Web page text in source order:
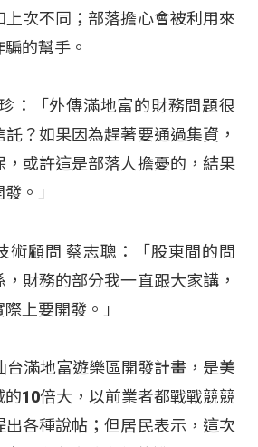
上次不同；部落擔心會被利用來
的幫手。
：「外傳滿地富的財務問題很
？如果因為趕著要通過集資，
或許這是部落人擔憂的，結果
。」
術顧問 蔡志聰：「股東間的問
財務的部分我一直跟大家講，
上要開發。」
台滿地富遊樂區開發計畫，是美
10倍大，以前業者都戰戰競競
出各種說帖；但居民表示，這次